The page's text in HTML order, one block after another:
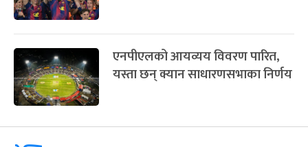
एनपीएलको आयव्यय विवरण पारित,
यस्ता छन् क्यान साधारणसभाका निर्णय